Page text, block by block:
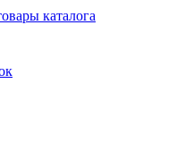
каталога